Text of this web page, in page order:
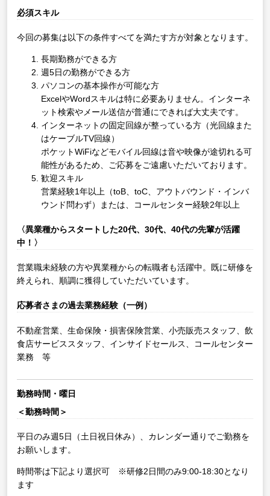
必須スキル
今回の募集は以下の条件すべてを満たす方が対象となります。
長期勤務ができる方
週5日の勤務ができる方
パソコンの基本操作が可能な方
ExcelやWordスキルは特に必要ありません。インターネ
ット検索やメール送信が普通にできれば大丈夫です。
インターネットの固定回線が整っている方（光回線また
はケーブルTV回線）
ポケットWiFiなどモバイル回線は音や映像が途切れる可
能性があるため、ご応募をご遠慮いただいております。
歓迎スキル
営業経験1年以上（toB、toC、アウトバウンド・インバ
ウンド問わず）または、コールセンター経験2年以上
〈異業種からスタートした20代、30代、40代の先輩が活躍
中！〉
営業職未経験の方や異業種からの転職者も活躍中。既に研修を
終えられ、順調に獲得していただいています。
応募者さまの過去業務経験（一例）
不動産営業、生命保険・損害保険営業、小売販売スタッフ、飲
食店サービススタッフ、インサイドセールス、コールセンター
業務 等
勤務時間・曜日
＜勤務時間＞
平日のみ週5日（土日祝日休み）、カレンダー通りでご勤務を
お願いします。
時間帯は下記より選択可 ※研修2日間のみ9:00-18:30となり
ます